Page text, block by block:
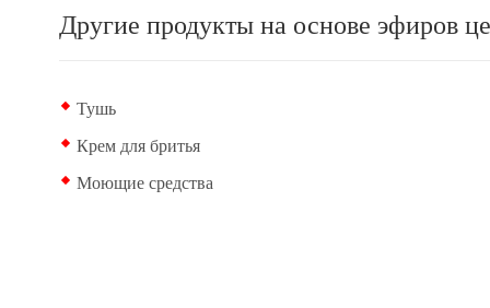
Другие продукты на основе
Тушь
Крем для бритья
Моющие средства